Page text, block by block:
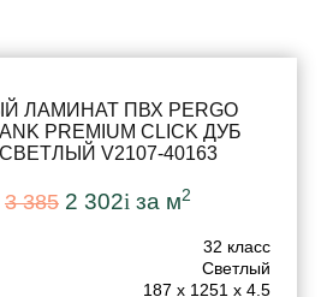
ЛАМИНАТ ПВХ PERGO
PREMIUM CLICK ДУБ
V2107-40163
3 385 2 302i за м2
32 класс
Светлый
187 x 1251 x 4.5